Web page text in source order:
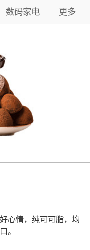
数码家电 更多
心情，纯可可脂，均
。